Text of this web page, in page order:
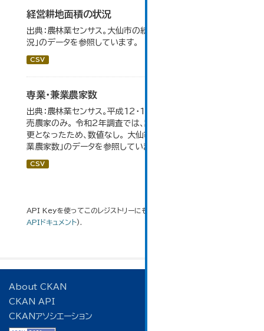
経営耕地面積の状況
出典：農林業センサス。大仙市の統計「3-1 農業経営体の状
況」のデータを参照しています。
CSV
専業・兼業農家数
出典：農林業センサス。平成12・17・22・27年数値は、販
売農家のみ。 令和2年調査では、調査項目・集計体系が変
更となったため、数値なし。 大仙市の統計「3-3 専業・兼
業農家数」のデータを参照しています。
CSV
API Keyを使ってこのレジストリーにもアクセス可能です
APIドキュメント).
About CKAN
CKAN API
CKANアソシエーション